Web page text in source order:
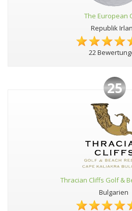
The European
Republik
22
25
Thracian Cliffs Golf &
Bulgarien